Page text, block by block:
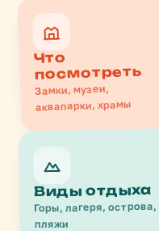
Что
посмотреть
Замки, музеи,
аквапарки, храмы
Виды отдыха
Горы, лагеря, острова,
пляжи